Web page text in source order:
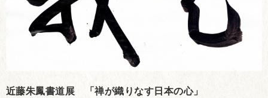
近藤朱鳳書道展 「禅が織りなす日本の心」